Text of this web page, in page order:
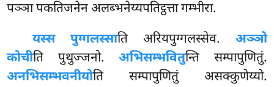
पञ्ञा पकतिजनेन अलब्भनेय्यपतिट्ठत्ता गम्भीरा.
यस्स पुग्गलस्साति अरियपुग्गलस्सेव. अञ्ञो
कोचीति पुथुज्जनो.अभिसम्भवितुन्ति सम्पापुणितुं.
अनभिसम्भवनीयोति सम्पापुणितुं असक्कुणेय्यो.